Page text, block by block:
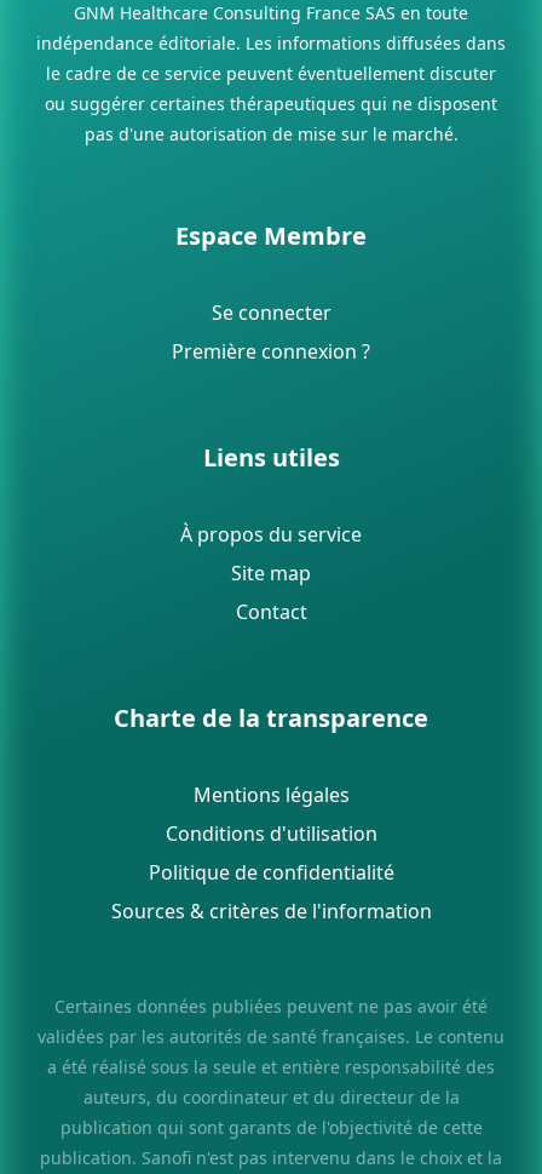
GNM Healthcare Consulting France SAS en toute
indépendance éditoriale. Les informations diffusées dans
le cadre de ce service peuvent éventuellement discuter
ou suggérer certaines thérapeutiques qui ne disposent
pas d'une autorisation de mise sur le marché.
Espace Membre
Se connecter
Première connexion ?
Liens utiles
À propos du service
Site map
Contact
Charte de la transparence
Mentions légales
Conditions d'utilisation
Politique de confidentialité
Sources & critères de l'information
Certaines données publiées peuvent ne pas avoir été
validées par les autorités de santé françaises. Le contenu
a été réalisé sous la seule et entière responsabilité des
auteurs, du coordinateur et du directeur de la
publication qui sont garants de l'objectivité de cette
publication. Sanofi n'est pas intervenu dans le choix et la